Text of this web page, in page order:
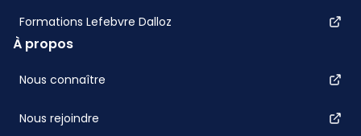
Formations Lefebvre Dalloz
À propos
Nous connaître
Nous rejoindre